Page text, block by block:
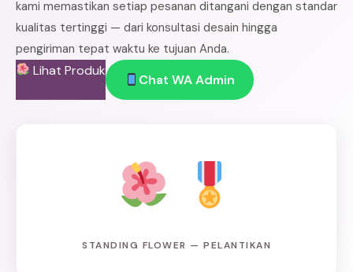
kami memastikan setiap pesanan ditangani dengan standar
kualitas tertinggi — dari konsultasi desain hingga
pengiriman tepat waktu ke tujuan Anda.
Lihat Produk
Chat WA Admin
STANDING FLOWER — PELANTIKAN